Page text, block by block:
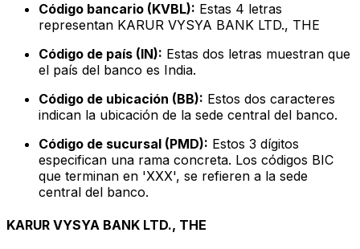
Código bancario (KVBL): Estas 4 letras
representan KARUR VYSYA BANK LTD., THE
Código de país (IN): Estas dos letras muestran que
el país del banco es India.
Código de ubicación (BB): Estos dos caracteres
indican la ubicación de la sede central del banco.
Código de sucursal (PMD): Estos 3 dígitos
especifican una rama concreta. Los códigos BIC
que terminan en 'XXX', se refieren a la sede
central del banco.
KARUR VYSYA BANK LTD., THE